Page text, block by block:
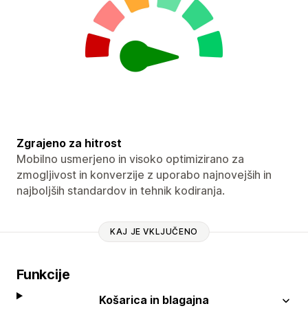
Zgrajeno za hitrost
Mobilno usmerjeno in visoko optimizirano za
zmogljivost in konverzije z uporabo najnovejših in
najboljših standardov in tehnik kodiranja.
KAJ JE VKLJUČENO
Funkcije
Košarica in blagajna